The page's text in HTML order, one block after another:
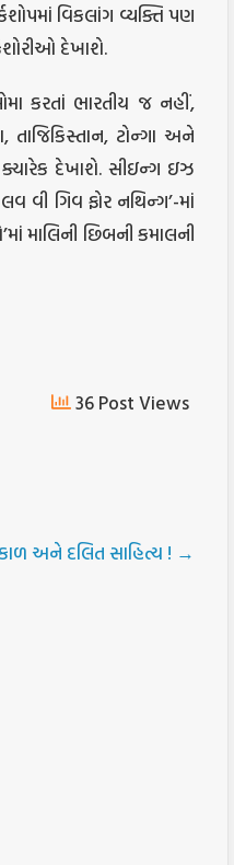
વિકલાંગ વ્યક્તિ પણ
દેખાશે.
કરતાં ભારતીય જ નહીં,
તાજિકિસ્તાન, ટોન્ગા અને
દેખાશે. સીઇન્ગ ઇઝ
વી ગિવ ફોર નથિન્ગ’-માં
માલિની છિબની કમાલની
36 Post Views
અને દલિત સાહિત્ય ! →